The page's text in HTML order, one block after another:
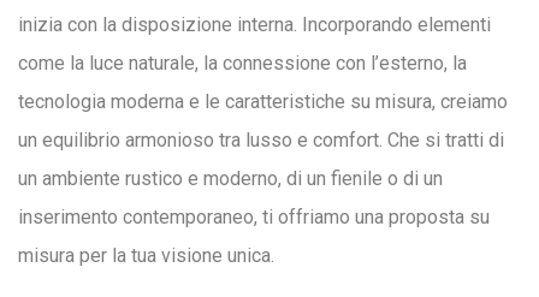
inizia con la disposizione interna. Incorporando elementi
come la luce naturale, la connessione con l’esterno, la
tecnologia moderna e le caratteristiche su misura, creiamo
un equilibrio armonioso tra lusso e comfort. Che si tratti di
un ambiente rustico e moderno, di un fienile o di un
inserimento contemporaneo, ti offriamo una proposta su
misura per la tua visione unica.